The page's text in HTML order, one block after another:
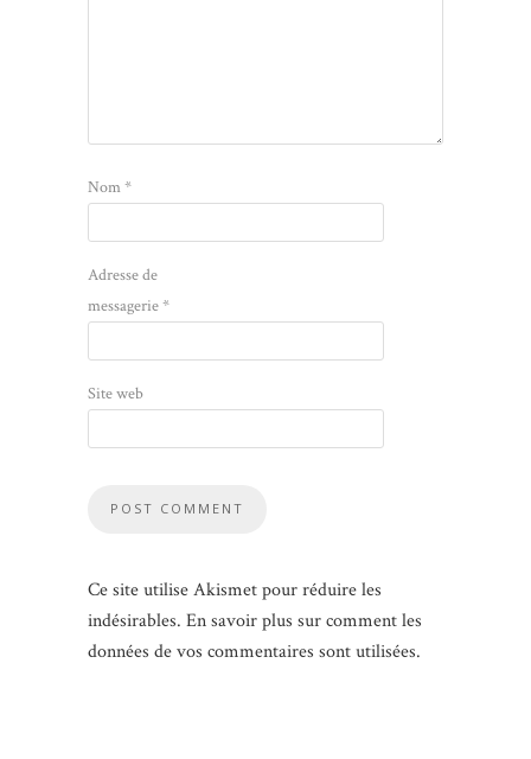
Nom*
Adresse de
messagerie*
Site web
Ce site utilise Akismet pour réduire les
indésirables. En savoir plus sur comment les
données de vos commentaires sont utilisées.